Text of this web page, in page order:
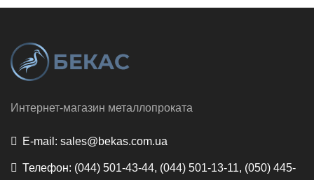
Интернет-магазин металлопроката
E-mail: sales@bekas.com.ua
Телефон: (044) 501-43-44, (044) 501-13-11, (050) 445-